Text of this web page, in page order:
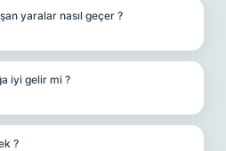
yaralar nasıl geçer ?
iyi gelir mi ?
?